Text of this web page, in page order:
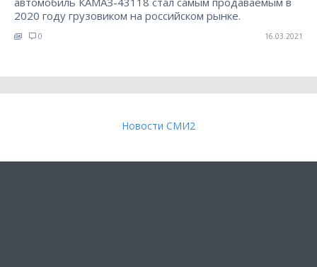
2020 году грузовиком на российском рынке.
0 16.03.2021
Новости СМИ2